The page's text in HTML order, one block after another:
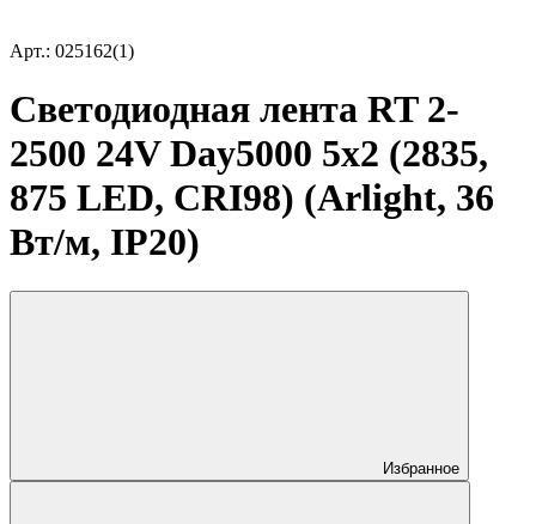
Арт.: 025162(1)
Светодиодная лента RT 2-
2500 24V Day5000 5x2 (2835,
875 LED, CRI98) (Arlight, 36
Вт/м, IP20)
Избранное